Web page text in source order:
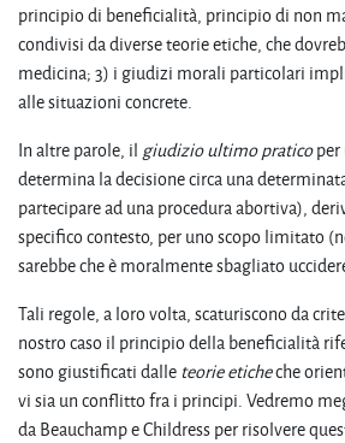
principio di beneficialità, principio di non
condivisi da diverse teorie etiche, che
medicina; 3) i giudizi morali particolari
alle situazioni concrete.
In altre parole, il giudizio ultimo praticoper
determina la decisione circa una
partecipare ad una procedura abortiva),
specifico contesto, per uno scopo limitato
sarebbe che è moralmente sbagliato
Tali regole, a loro volta, scaturiscono da
nostro caso il principio della beneficialità
sono giustificati dalleteorieeticheche
vi sia un conflitto fra i principi. Vedremo
da Beauchamp e Childress per risolvere